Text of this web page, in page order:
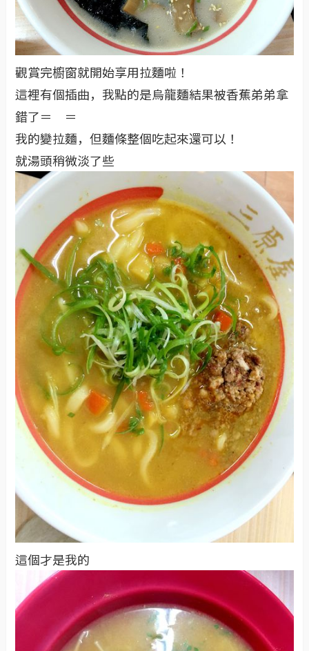
觀賞完櫥窗就開始享用拉麵啦！
這裡有個插曲，我點的是烏龍麵結果被香蕉弟弟拿
錯了＝ ＝
我的變拉麵，但麵條整個吃起來還可以！
就湯頭稍微淡了些
這個才是我的